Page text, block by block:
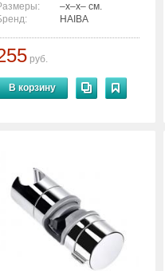
–x–x– см.
HAIBA
руб.
В корзину